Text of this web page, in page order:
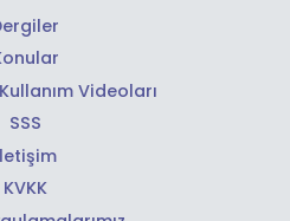
Videoları
SSS
KVKK